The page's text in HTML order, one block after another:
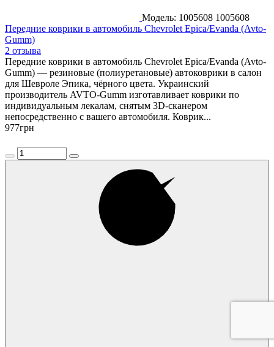
Модель: 1005608 1005608
Передние коврики в автомобиль Chevrolet Epica/Evanda (Avto-
Gumm)
2 отзыва
Передние коврики в автомобиль Chevrolet Epica/Evanda (Avto-
Gumm) — резиновые (полиуретановые) автоковрики в салон
для Шевроле Эпика, чёрного цвета. Украинский
производитель AVTO-Gumm изготавливает коврики по
индивидуальным лекалам, снятым 3D-сканером
непосредственно с вашего автомобиля. Коврик...
977грн